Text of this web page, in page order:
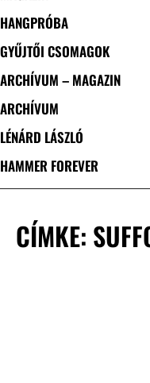
HANGPRÓBA
GYŰJTŐI CSOMAGOK
ARCHÍVUM – MAGAZIN
ARCHÍVUM
LÉNÁRD LÁSZLÓ
HAMMER FOREVER
CÍMKE: